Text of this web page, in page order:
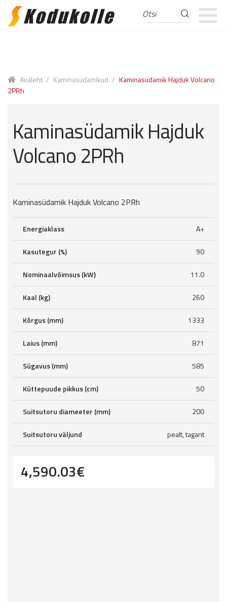
Skip
Skip
Otsi:
Avaleht / Kaminasüdamikud / Kaminasüdamik Hajduk Volcano
2PRh
Kaminasüdamik Hajduk
Volcano 2PRh
Kaminasüdamik Hajduk Volcano 2PRh
Energiaklass A+
Kasutegur (%) 90
Nominaalvõimsus (kW) 11.0
Kaal (kg) 260
Kõrgus (mm) 1333
Laius (mm) 871
Sügavus (mm) 585
Küttepuude pikkus (cm) 50
Suitsutoru diameeter (mm) 200
Suitsutoru väljund pealt, tagant
4,590.03€